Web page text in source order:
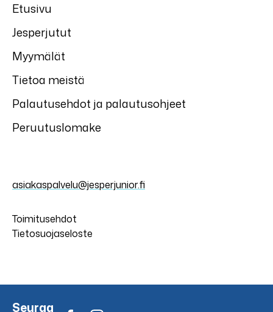
Etusivu
Jesperjutut
Myymälät
Tietoa meistä
Palautusehdot ja palautusohjeet
Peruutuslomake
asiakaspalvelu@jesperjunior.fi
Toimitusehdot
Tietosuojaseloste
Seuraa